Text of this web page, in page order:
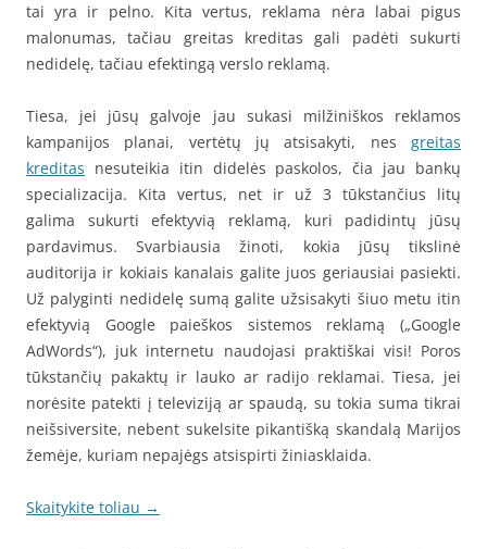
tai yra ir pelno. Kita vertus, reklama nėra labai pigus
malonumas, tačiau greitas kreditas gali padėti sukurti
nedidelę, tačiau efektingą verslo reklamą.
Tiesa, jei jūsų galvoje jau sukasi milžiniškos reklamos
kampanijos planai, vertėtų jų atsisakyti, nes greitas
kreditas nesuteikia itin didelės paskolos, čia jau bankų
specializacija. Kita vertus, net ir už 3 tūkstančius litų
galima sukurti efektyvią reklamą, kuri padidintų jūsų
pardavimus. Svarbiausia žinoti, kokia jūsų tikslinė
auditorija ir kokiais kanalais galite juos geriausiai pasiekti.
Už palyginti nedidelę sumą galite užsisakyti šiuo metu itin
efektyvią Google paieškos sistemos reklamą („Google
AdWords‎“), juk internetu naudojasi praktiškai visi! Poros
tūkstančių pakaktų ir lauko ar radijo reklamai. Tiesa, jei
norėsite patekti į televiziją ar spaudą, su tokia suma tikrai
neišsiversite, nebent sukelsite pikantišką skandalą Marijos
žemėje, kuriam nepajėgs atsispirti žiniasklaida.
Skaitykite toliau →